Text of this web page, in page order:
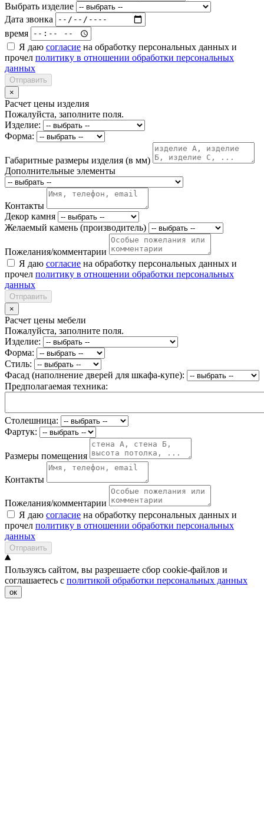
Выбрать изделие
Дата звонка
время
Я даю согласие на обработку персональных данных и
прочел политику в отношении обработки персональных
данных
Отправить
×
Расчет цены изделия
Пожалуйста, заполните поля.
Изделие:
Форма:
Габаритные размеры изделия (в мм)
Дополнительные элементы
Контакты
Декор камня
Желаемый камень (производитель)
Пожелания/комментарии
Я даю согласие на обработку персональных данных и
прочел политику в отношении обработки персональных
данных
Отправить
×
Расчет цены мебели
Пожалуйста, заполните поля.
Изделие:
Форма:
Стиль:
Фасад (наполнение дверей для шкафа-купе):
Предполагаемая техника:
Столешница:
Фартук:
Размеры помещения
Контакты
Пожелания/комментарии
Я даю согласие на обработку персональных данных и
прочел политику в отношении обработки персональных
данных
Отправить
Пользуясь сайтом, вы разрешаете сбор cookie-файлов и
соглашаетесь с политикой обработки персональных данных
ок